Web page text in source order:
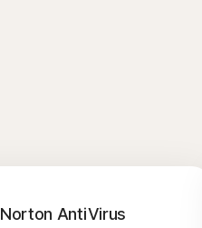
Norton AntiVirus